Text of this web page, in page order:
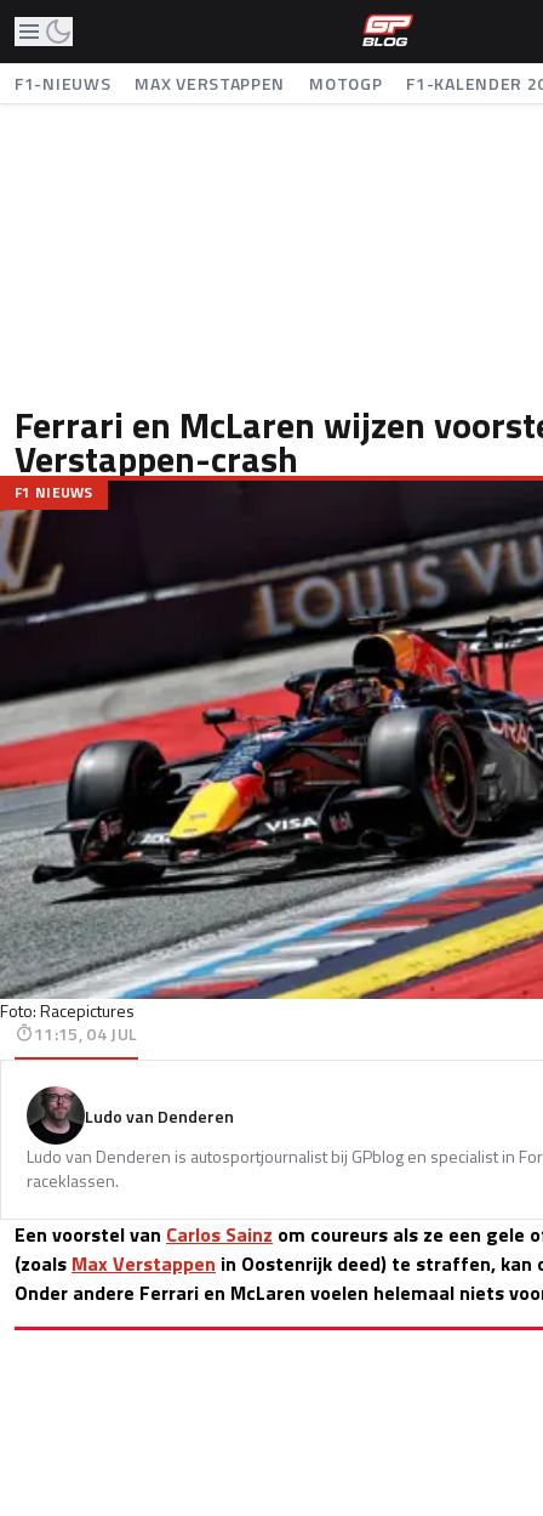
F1-NIEUWS MAX VERSTAPPEN MOTOGP F1-KALENDER
Ferrari en McLaren wijzen
Verstappen-crash
Foto: Racepictures
F1 NIEUWS
11:15, 04 JUL
Ludo van Denderen
Ludo van Denderen is autosportjournalist bij GPblog en specialist in
raceklassen.
Een voorstel van Carlos Sainz om coureurs als ze een gele
(zoals Max Verstappen in Oostenrijk deed) te straffen, kan
Onder andere Ferrari en McLaren voelen helemaal niets